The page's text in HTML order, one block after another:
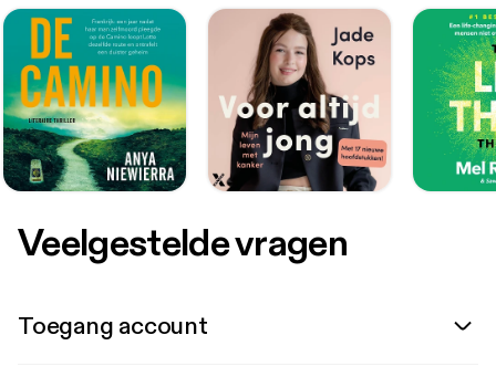
Veelgestelde vragen
Toegang account